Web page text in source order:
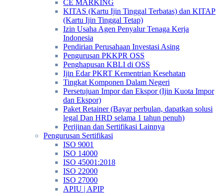
CE MARKING
KITAS (Kartu Ijin Tinggal Terbatas) dan KITAP
(Kartu Ijin Tinggal Tetap)
Izin Usaha Agen Penyalur Tenaga Kerja
Indonesia
Pendirian Perusahaan Investasi Asing
Pengurusan PKKPR OSS
Penghapusan KBLI di OSS
Ijin Edar PKRT Kementrian Kesehatan
Tingkat Komponen Dalam Negeri
Persetujuan Impor dan Ekspor (Ijin Kuota Impor
dan Ekspor)
Paket Retainer (Bayar perbulan, dapatkan solusi
legal Dan HRD selama 1 tahun penuh)
Perijinan dan Sertifikasi Lainnya
Pengurusan Sertifikasi
ISO 9001
ISO 14000
ISO 45001:2018
ISO 22000
ISO 27000
APIU | APIP